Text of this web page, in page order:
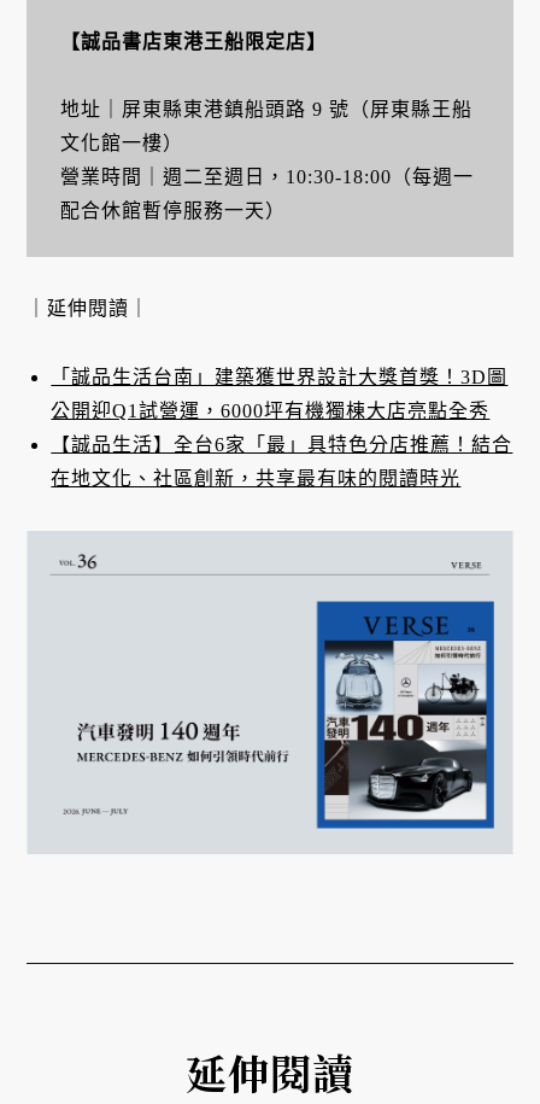
【誠品書店東港王船限定店】
地址｜屏東縣東港鎮船頭路 9 號（屏東縣王船
文化館一樓）
營業時間｜週二至週日，10:30-18:00（每週一
配合休館暫停服務一天）
｜延伸閱讀｜
「誠品生活台南」建築獲世界設計大獎首獎！3D圖
公開迎Q1試營運，6000坪有機獨棟大店亮點全秀
【誠品生活】全台6家「最」具特色分店推薦！結合
在地文化、社區創新，共享最有味的閱讀時光
延伸閱讀